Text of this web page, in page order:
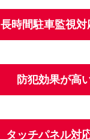
長時間駐車監視対
防犯効果が高
タッチパネル対